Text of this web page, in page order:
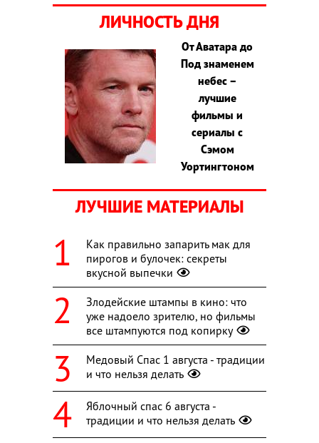
ЛИЧНОСТЬ ДНЯ
От Аватара до
Под знаменем
небес –
лучшие
фильмы и
сериалы с
Сэмом
Уортингтоном
ЛУЧШИЕ МАТЕРИАЛЫ
Как правильно запарить мак для
пирогов и булочек: секреты
вкусной выпечки
Злодейские штампы в кино: что
уже надоело зрителю, но фильмы
все штампуются под копирку
Медовый Спас 1 августа - традиции
и что нельзя делать
Яблочный спас 6 августа -
традиции и что нельзя делать